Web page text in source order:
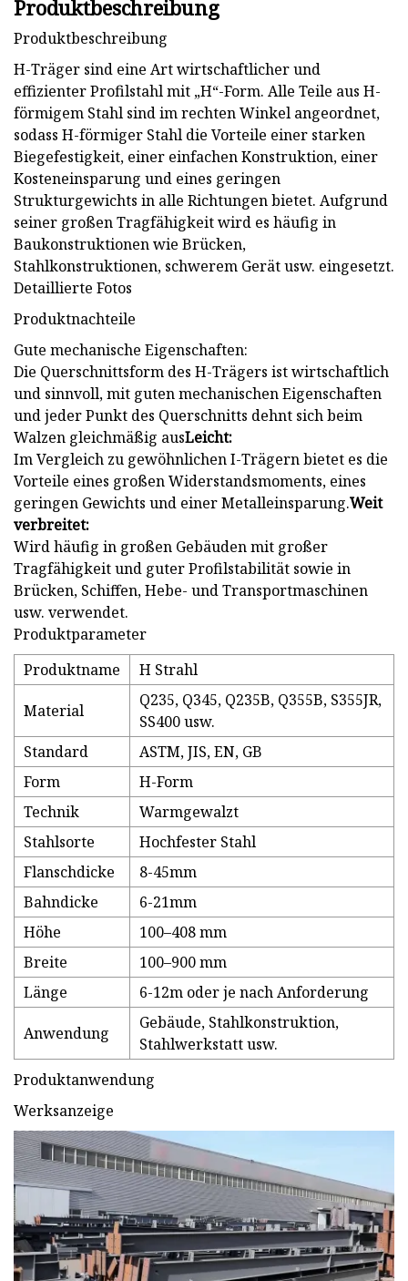
Produktbeschreibung
Produktbeschreibung
H-Träger sind eine Art wirtschaftlicher und
effizienter Profilstahl mit „H“-Form. Alle Teile aus H-
förmigem Stahl sind im rechten Winkel angeordnet,
sodass H-förmiger Stahl die Vorteile einer starken
Biegefestigkeit, einer einfachen Konstruktion, einer
Kosteneinsparung und eines geringen
Strukturgewichts in alle Richtungen bietet. Aufgrund
seiner großen Tragfähigkeit wird es häufig in
Baukonstruktionen wie Brücken,
Stahlkonstruktionen, schwerem Gerät usw. eingesetzt.
Detaillierte Fotos
Produktnachteile
Gute mechanische Eigenschaften:
Die Querschnittsform des H-Trägers ist wirtschaftlich
und sinnvoll, mit guten mechanischen Eigenschaften
und jeder Punkt des Querschnitts dehnt sich beim
Walzen gleichmäßig ausLeicht:
Im Vergleich zu gewöhnlichen I-Trägern bietet es die
Vorteile eines großen Widerstandsmoments, eines
geringen Gewichts und einer Metalleinsparung.Weit
verbreitet:
Wird häufig in großen Gebäuden mit großer
Tragfähigkeit und guter Profilstabilität sowie in
Brücken, Schiffen, Hebe- und Transportmaschinen
usw. verwendet.
Produktparameter
Produktname
H Strahl
Material
Q235, Q345, Q235B, Q355B, S355JR,
SS400 usw.
Standard
ASTM, JIS, EN, GB
Form
H-Form
Technik
Warmgewalzt
Stahlsorte
Hochfester Stahl
Flanschdicke
8-45mm
Bahndicke
6-21mm
Höhe
100–408 mm
Breite
100–900 mm
Länge
6-12m oder je nach Anforderung
Anwendung
Gebäude, Stahlkonstruktion,
Stahlwerkstatt usw.
Produktanwendung
Werksanzeige